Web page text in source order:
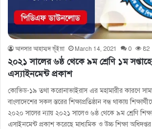
আনসার আহাম্মদ ভূঁইয়া March 14, 2021 0 82
২০২১ সালের ৬ষ্ঠ থেকে ৯ম শ্রেণি ১ম
এস্যাইনমেন্ট প্রকাশ
কোভিড-১৯ তথা করোনাভাইরাস এর মহামারীর কারণে
বাংলাদেশের সকল স্তরের শিক্ষাপ্রতিষ্ঠান বন্ধ থাকায়
২০২০ সালের ন্যায় ২০২১ সালেও ৬ষ্ঠ থেকে ৯ম শ্রেণি
এসাইনমেন্ট প্রকাশ করেছে মাধ্যমিক ও উচ্চ শিক্ষা